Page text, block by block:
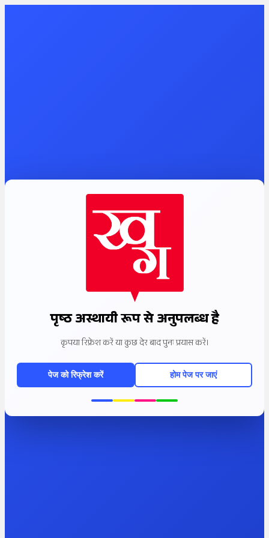
पृष्ठ अस्थायी रूप से अनुपलब्ध है
कृपया रिफ्रेश करें या कुछ देर बाद पुनः प्रयास करें।
पेज को रिफ्रेश करें होम पेज पर जाएं